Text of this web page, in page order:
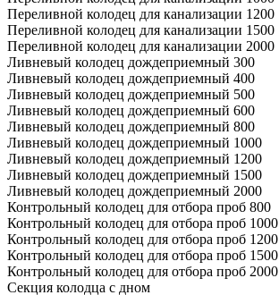
Переливной колодец для канализации 1200
Переливной колодец для канализации 1500
Переливной колодец для канализации 2000
Ливневый колодец дождеприемный 300
Ливневый колодец дождеприемный 400
Ливневый колодец дождеприемный 500
Ливневый колодец дождеприемный 600
Ливневый колодец дождеприемный 800
Ливневый колодец дождеприемный 1000
Ливневый колодец дождеприемный 1200
Ливневый колодец дождеприемный 1500
Ливневый колодец дождеприемный 2000
Контрольный колодец для отбора проб 800
Контрольный колодец для отбора проб 1000
Контрольный колодец для отбора проб 1200
Контрольный колодец для отбора проб 1500
Контрольный колодец для отбора проб 2000
Секция колодца с дном